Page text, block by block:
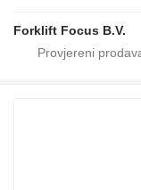
Forklift Focus B.V.